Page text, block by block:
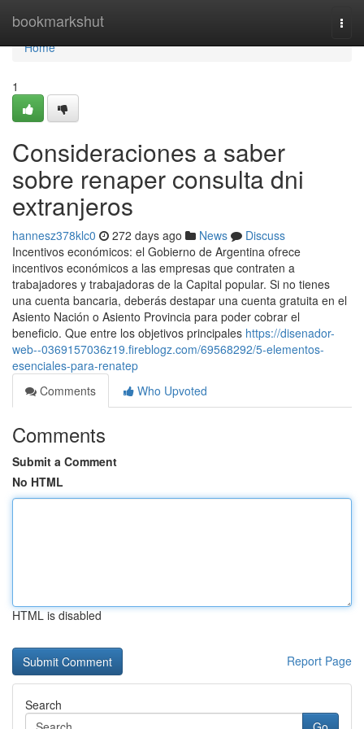
bookmarkshut
Home
Home
1
Consideraciones a saber
sobre renaper consulta dni
extranjeros
hannesz378klc0 272 days ago News
Discuss
Incentivos económicos: el Gobierno de Argentina ofrece
incentivos económicos a las empresas que contraten a
trabajadores y trabajadoras de la Capital popular. Si no​ tienes
una cuenta bancaria, deberás destapar una cuenta ​gratuita en el
Asiento Nación o Asiento Provincia para poder cobrar el
beneficio. Que entre los objetivos principales https://disenador-
web--0369157036z19.fireblogz.com/69568292/5-elementos-
esenciales-para-renatep
Comments
Who Upvoted
Comments
Submit a Comment
No HTML
HTML is disabled
Report Page
Search